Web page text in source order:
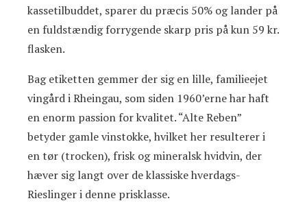
kassetilbuddet, sparer du præcis 50% og lander på
en fuldstændig forrygende skarp pris på kun 59 kr.
flasken.
Bag etiketten gemmer der sig en lille, familieejet
vingård i Rheingau, som siden 1960’erne har haft
en enorm passion for kvalitet. “Alte Reben”
betyder gamle vinstokke, hvilket her resulterer i
en tør (trocken), frisk og mineralsk hvidvin, der
hæver sig langt over de klassiske hverdags-
Rieslinger i denne prisklasse.